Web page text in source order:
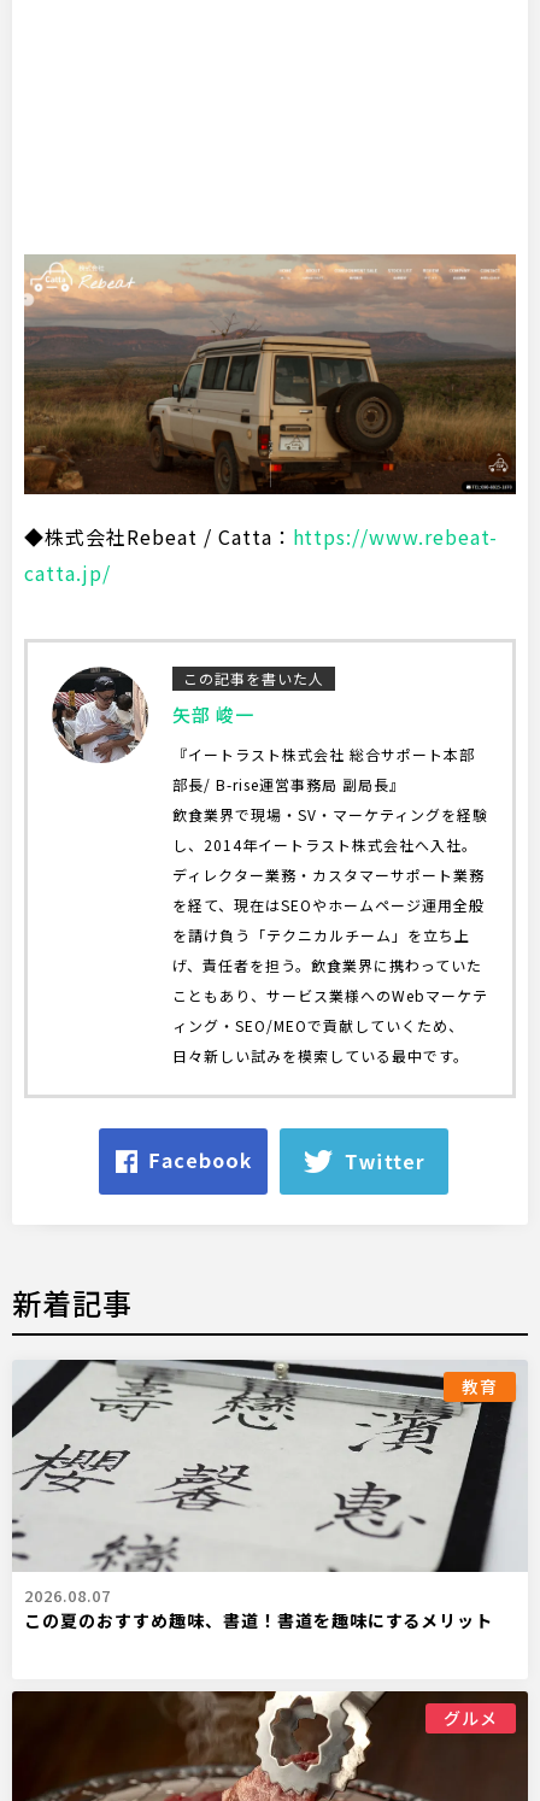
◆株式会社Rebeat / Catta： https://www.rebeat-
catta.jp/
この記事を書いた人
矢部 峻一
『イートラスト株式会社 総合サポート本部
部長/ B-rise運営事務局 副局長』
飲食業界で現場・SV・マーケティングを経験
し、2014年イートラスト株式会社へ入社。
ディレクター業務・カスタマーサポート業務
を経て、現在はSEOやホームページ運用全般
を請け負う「テクニカルチーム」を立ち上
げ、責任者を担う。飲食業界に携わっていた
こともあり、サービス業様へのWebマーケテ
ィング・SEO/MEOで貢献していくため、
日々新しい試みを模索している最中です。
新着記事
教育
2026.08.07
この夏のおすすめ趣味、書道！書道を趣味にするメリット
グルメ